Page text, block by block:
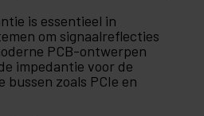
is essentieel in
om signaalreflecties
PCB-ontwerpen
impedantie voor de
zoals PCIe en